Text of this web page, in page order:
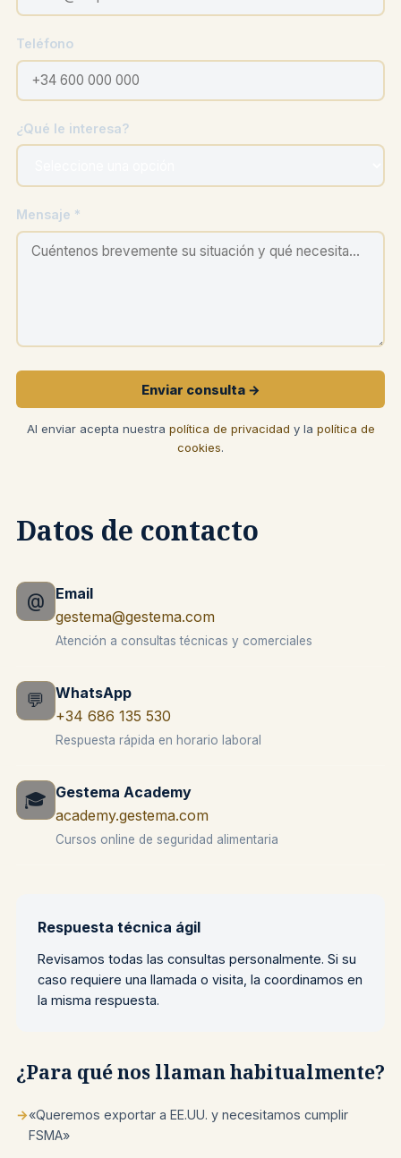
Teléfono
¿Qué le interesa?
Mensaje *
Enviar consulta →
Al enviar acepta nuestra política de privacidad y la política de
cookies.
Datos de contacto
@
Email
gestema@gestema.com
Atención a consultas técnicas y comerciales
💬
WhatsApp
+34 686 135 530
Respuesta rápida en horario laboral
🎓 Gestema Academy
academy.gestema.com
Cursos online de seguridad alimentaria
Respuesta técnica ágil
Revisamos todas las consultas personalmente. Si su
caso requiere una llamada o visita, la coordinamos en
la misma respuesta.
¿Para qué nos llaman habitualmente?
→«Queremos exportar a EE.UU. y necesitamos cumplir
FSMA»